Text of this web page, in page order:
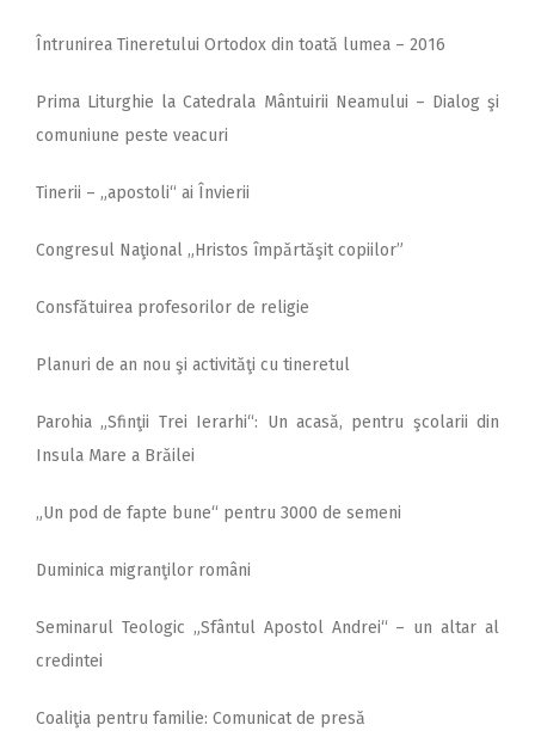
Întrunirea Tineretului Ortodox din toată lumea – 2016
Prima Liturghie la Catedrala Mântuirii Neamului – Dialog şi
comuniune peste veacuri
Tinerii – „apostoli“ ai Învierii
Congresul Naţional „Hristos împărtăşit copiilor”
Consfătuirea profesorilor de religie
Planuri de an nou şi activităţi cu tineretul
Parohia „Sfinţii Trei Ierarhi“: Un acasă, pentru şcolarii din
Insula Mare a Brăilei
„Un pod de fapte bune“ pentru 3000 de semeni
Duminica migranţilor români
Seminarul Teologic „Sfântul Apostol Andrei“ – un altar al
credintei
Coaliţia pentru familie: Comunicat de presă